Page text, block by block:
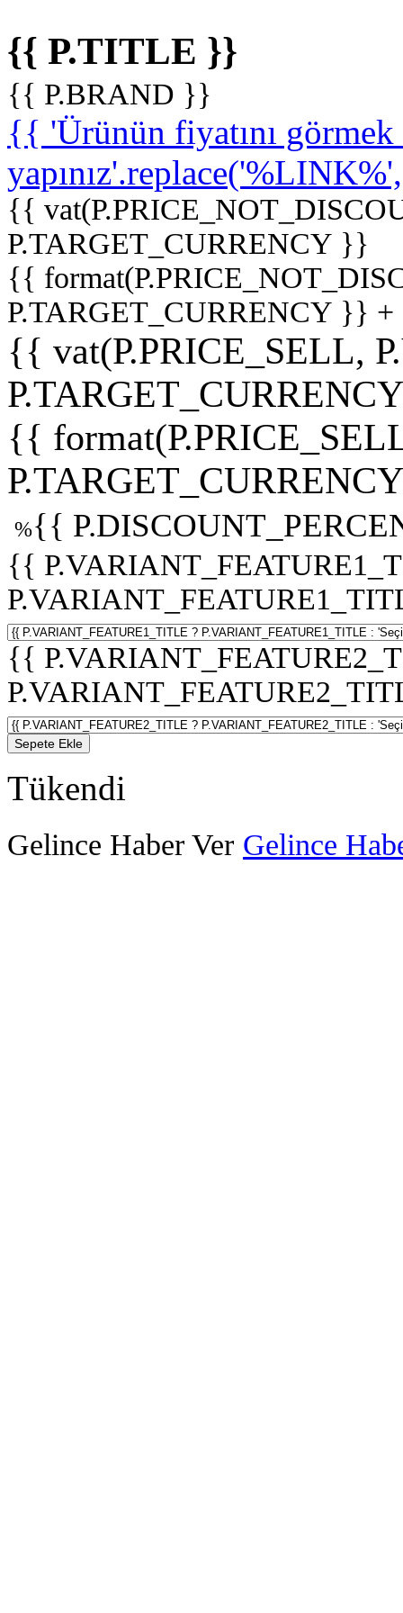
{{ P.TITLE }}
{{ P.BRAND }}
{{ 'Ürünün fiyatını
{{
P.TARGET_CURRENCY }}
{{
P.TARGET_CURRENCY }}
{{ vat(P.PRICE_SELL,
{{
%{{
{{
{{
Sepete Ekle
Tükendi
Gelince Haber Ver Gelince